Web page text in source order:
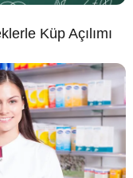
Küp Açılımı